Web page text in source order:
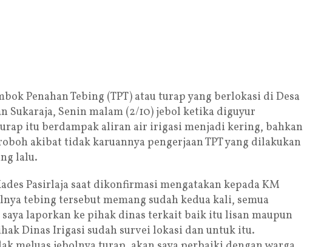
Penahan Tebing (TPT) atau turap yang berlokasi di Desa
Sukaraja, Senin malam (2/10) jebol ketika diguyur
itu berdampak aliran air irigasi menjadi kering, bahkan
akibat tidak karuannya pengerjaan TPT yang dilakukan
lalu.
Pasirlaja saat dikonfirmasi mengatakan kepada KM
tebing tersebut memang sudah kedua kali, semua
laporkan ke pihak dinas terkait baik itu lisan maupun
Dinas Irigasi sudah survei lokasi dan untuk itu.